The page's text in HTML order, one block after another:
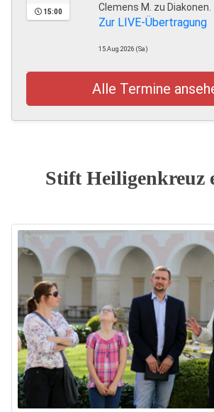
15:00
Clemens M. zu Diakonen.
Zur LIVE-Übertragung
15.Aug.2026 (Sa)
Alle Termine
Stift Heiligenkreuz